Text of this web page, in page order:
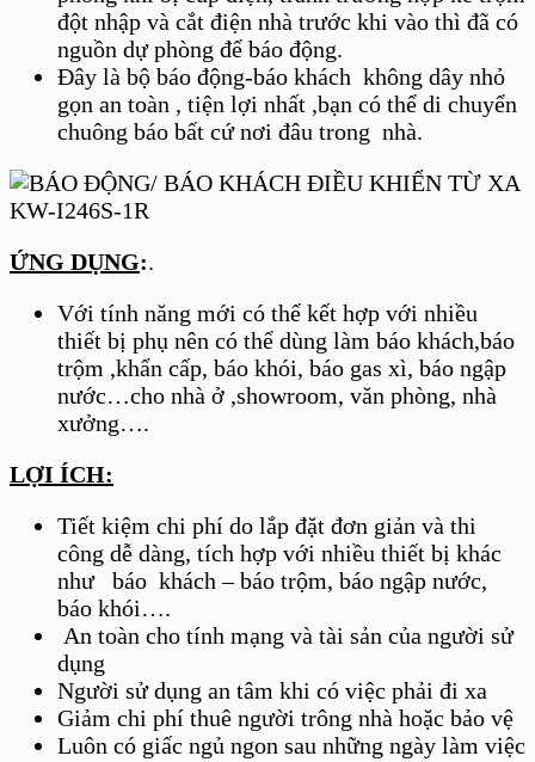
đột nhập và cắt điện nhà trước khi vào thì đã có
nguồn dự phòng để báo động.
Đây là bộ báo động-báo khách không dây nhỏ
gọn an toàn , tiện lợi nhất ,bạn có thể di chuyển
chuông báo bất cứ nơi đâu trong nhà.
ỨNG DỤNG:.
Với tính năng mới có thể kết hợp với nhiều
thiết bị phụ nên có thể dùng làm báo khách,báo
trộm ,khẩn cấp, báo khói, báo gas xì, báo ngập
nước…cho nhà ở ,showroom, văn phòng, nhà
xưởng….
LỢI ÍCH:
Tiết kiệm chi phí do lắp đặt đơn giản và thi
công dễ dàng, tích hợp với nhiều thiết bị khác
như báo khách – báo trộm, báo ngập nước,
báo khói….
An toàn cho tính mạng và tài sản của người sử
dụng
Người sử dụng an tâm khi có việc phải đi xa
Giảm chi phí thuê người trông nhà hoặc bảo vệ
Luôn có giấc ngủ ngon sau những ngày làm việc